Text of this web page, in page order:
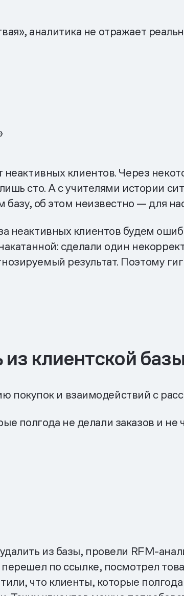
аналитика не отражает
клиентов. Через
сто. А с учителями истории
об этом неизвестно — для
неактивных клиентов будем
сделали один
результат. Поэтому
клиентской базы
покупок и взаимодействий с
полгода не делали заказов и не
из базы, провели RFM-
по ссылке, посмотрел
что клиенты, которые